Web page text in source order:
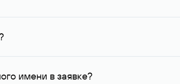
и у других регистраторов. Для доменов,
данные, доступные Руцентру.
имени в заявке?